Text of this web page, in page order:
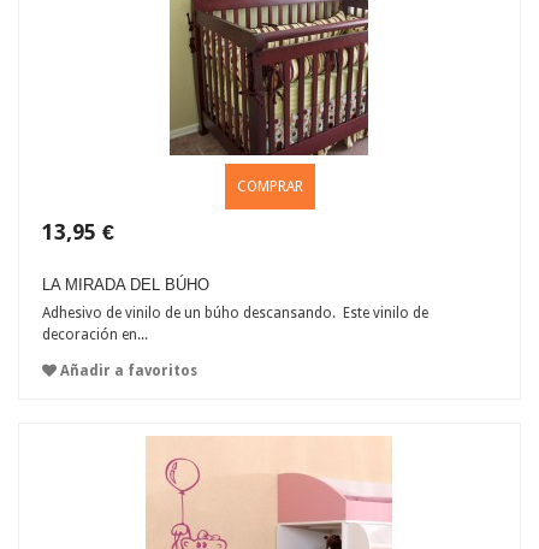
COMPRAR
13,95 €
LA MIRADA DEL BÚHO
Adhesivo de vinilo de un búho descansando. Este vinilo de
decoración en...
Añadir a favoritos